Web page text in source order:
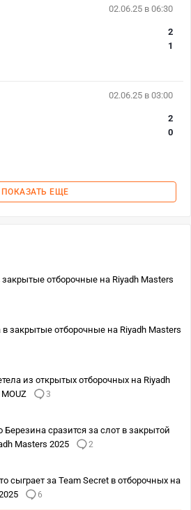
02.06.25 в 06:30
2
1
02.06.25 в 03:00
2
0
ПОКАЗАТЬ ЕЩЕ
отборочные на Riyadh Masters
закрытые отборочные на Riyadh Masters
из открытых отборочных на Riyadh
3
сразится за слот в закрытой
Masters 2025
2
сыграет за Team Secret в отборочных на
6